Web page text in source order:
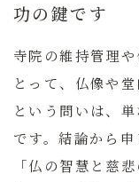
功の鍵です
寺院の維持管理
とって、仏像や
という問いは、
です。結論から
「仏の智慧と慈